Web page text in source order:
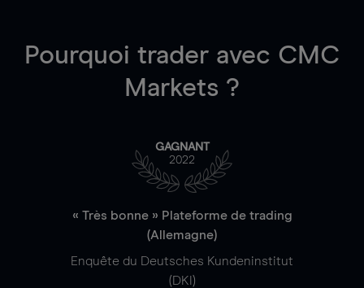
Pourquoi trader avec CMC
Markets ?
GAGNANT
2022
« Très bonne » Plateforme de trading
(Allemagne)
Enquête du Deutsches Kundeninstitut
(DKI)